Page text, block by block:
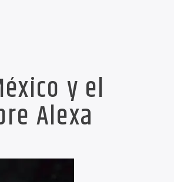
y el
Alexa